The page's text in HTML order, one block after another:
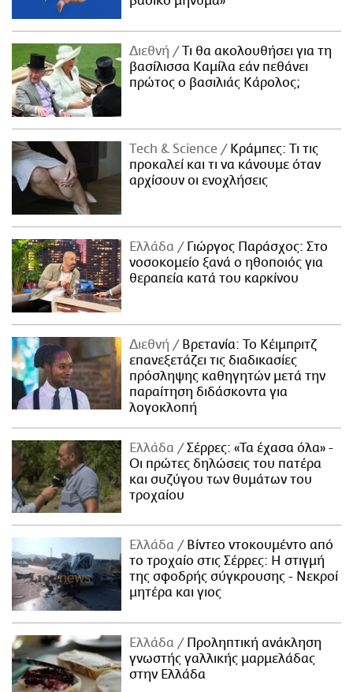
Διεθνή
Τι θα ακολουθήσει για τη
βασίλισσα Καμίλα εάν πεθάνει
πρώτος ο βασιλιάς Κάρολος;
Τech & Science
Κράμπες: Τι τις
προκαλεί και τι να κάνουμε όταν
αρχίσουν οι ενοχλήσεις
Ελλάδα
Γιώργος Παράσχος: Στο
νοσοκομείο ξανά ο ηθοποιός για
θεραπεία κατά του καρκίνου
Διεθνή
Βρετανία: Το Κέιμπριτζ
επανεξετάζει τις διαδικασίες
πρόσληψης καθηγητών μετά την
παραίτηση διδάσκοντα για
λογοκλοπή
Ελλάδα
Σέρρες: «Τα έχασα όλα» -
Οι πρώτες δηλώσεις του πατέρα
και συζύγου των θυμάτων του
τροχαίου
Ελλάδα
Βίντεο ντοκουμέντο από
το τροχαίο στις Σέρρες: Η στιγμή
της σφοδρής σύγκρουσης - Νεκροί
μητέρα και γιος
Ελλάδα
Προληπτική ανάκληση
γνωστής γαλλικής μαρμελάδας
στην Ελλάδα